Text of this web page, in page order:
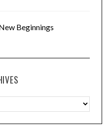
Beginnings